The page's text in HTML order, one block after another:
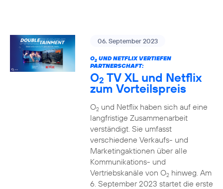
06. September 2023
O2UND NETFLIX VERTIEFEN
PARTNERSCHAFT:
O2 TV XL und Netflix
zum Vorteilspreis
O2und Netflix haben sich auf eine
langfristige Zusammenarbeit
verständigt. Sie umfasst
verschiedene Verkaufs- und
Marketingaktionen über alle
Kommunikations- und
Vertriebskanäle von O2hinweg. Am
6. September 2023 startet die erste